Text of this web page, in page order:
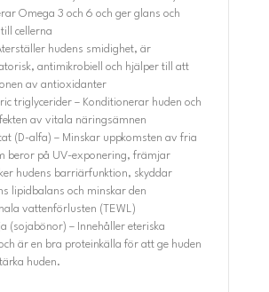
Omega 3 och 6 och ger glans och
cellerna
hudens smidighet, är
antimikrobiell och hjälper till att
av antioxidanter
triglycerider – Konditionerar huden och
av vitala näringsämnen
(D-alfa) – Minskar uppkomsten av fria
beror på UV-exponering, främjar
hudens barriärfunktion, skyddar
lipidbalans och minskar den
vattenförlusten (TEWL)
(sojabönor) – Innehåller eteriska
är en bra proteinkälla för att ge huden
huden.